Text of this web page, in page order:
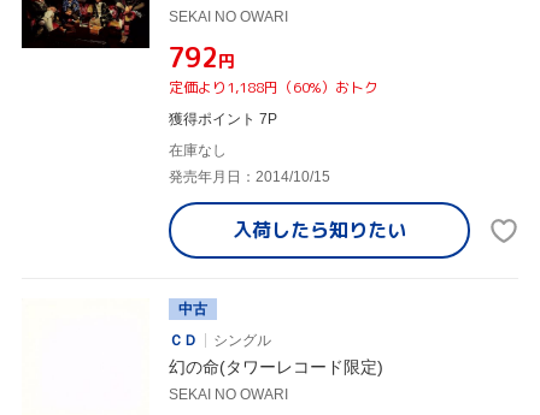
SEKAI NO OWARI
¥792円
定価より1,188円（60%）おトク
獲得ポイント 7P
在庫なし
発売年月日：2014/10/15
入荷したら知りたい
中古
ＣＤ
シングル
幻の命(タワーレコード限定)
SEKAI NO OWARI